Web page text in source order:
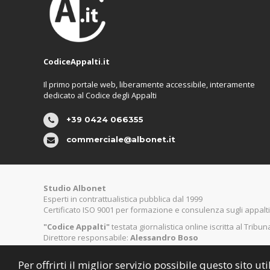
Per offrirti il miglior servizio possibile questo sito
CodiceAppalti.it
Il primo portale web, liberamente accessibile, interamente
dedicato al Codice degli Appalti
+39 0424 066355
commerciale@albonet.it
Studio Albonet
Esperti in contrattualistica pubblica dal 1999
Certificato ISO 9001 per formazione e consulenza sugli appalti
"Codice Appalti"testata giornalistica online iscritta al
Direttore responsabile: Alessandro Boso